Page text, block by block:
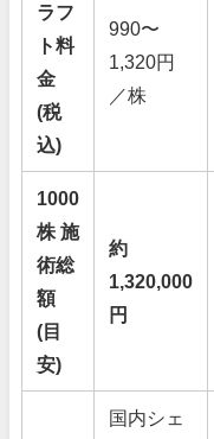
ラフ
ト料
金
(税
込)
990〜
1,320円
／株
1000
株 施
術総
額
(目
安)
約
1,320,000
円
国内シェ